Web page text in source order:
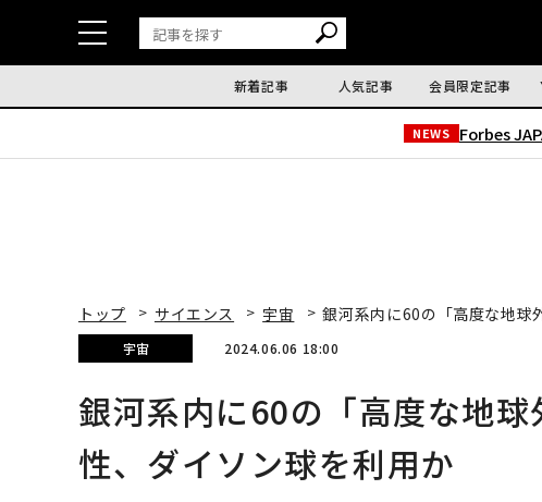
新着記事 人気記事 会員限定記事
NEWS Forbes
トップ サイエンス 宇宙 銀河系内に60の「高度な地球
宇宙 2024.06.06 18:00
銀河系内に60の「高度な地
性、ダイソン球を利用か